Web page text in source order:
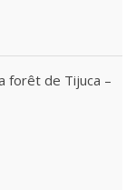
forêt de Tijuca –